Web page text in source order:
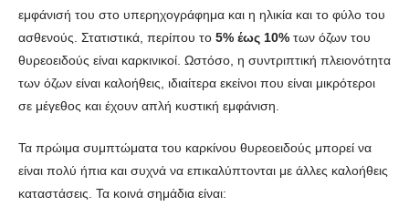
εμφάνισή του στο υπερηχογράφημα και η ηλικία και το φύλο του
ασθενούς. Στατιστικά, περίπου το 5% έως 10% των όζων του
θυρεοειδούς είναι καρκινικοί. Ωστόσο, η συντριπτική πλειονότητα
των όζων είναι καλοήθεις, ιδιαίτερα εκείνοι που είναι μικρότεροι
σε μέγεθος και έχουν απλή κυστική εμφάνιση.
Τα πρώιμα συμπτώματα του καρκίνου θυρεοειδούς μπορεί να
είναι πολύ ήπια και συχνά να επικαλύπτονται με άλλες καλοήθεις
καταστάσεις. Τα κοινά σημάδια είναι: